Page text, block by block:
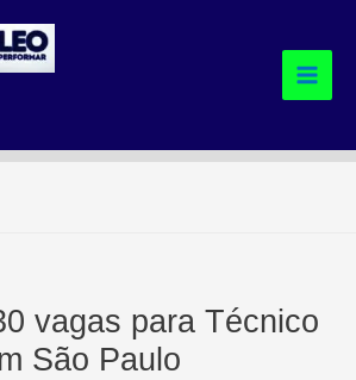
vagas para Técnico
São Paulo